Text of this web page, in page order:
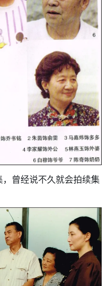
曾经说不久就会拍续集